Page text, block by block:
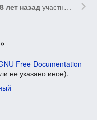
лет назадучастником
Free Documentation
не указано иное).